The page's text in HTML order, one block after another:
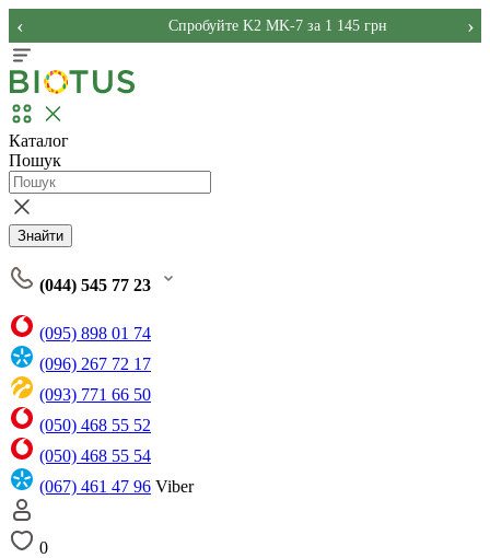
Спробуйте K2 MK-7 за 1 145 грн
‹ ›
Каталог
Пошук
Знайти
(044) 545 77 23
(095) 898 01 74
(096) 267 72 17
(093) 771 66 50
(050) 468 55 52
(050) 468 55 54
(067) 461 47 96 Viber
0